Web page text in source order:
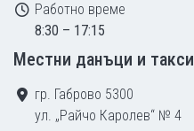
Работно време
8:30 – 17:15
Местни данъци и такси
гр. Габрово 5300
ул. „Райчо Каролев“ № 4